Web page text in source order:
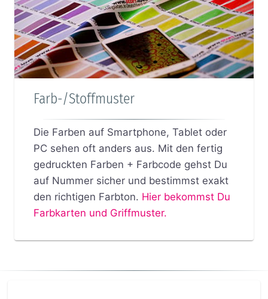
Farb-/Stoffmuster
Die Farben auf Smartphone, Tablet oder
PC sehen oft anders aus. Mit den fertig
gedruckten Farben + Farbcode gehst Du
auf Nummer sicher und bestimmst exakt
den richtigen Farbton. Hier bekommst Du
Farbkarten und Griffmuster.